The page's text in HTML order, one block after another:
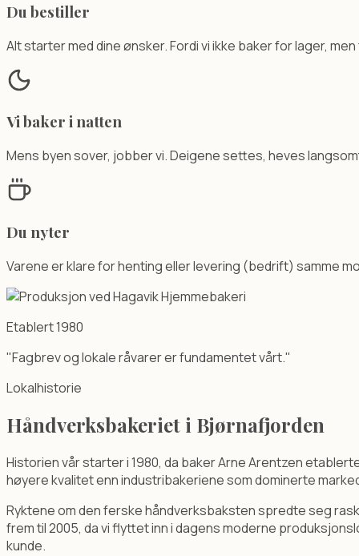
Du bestiller
Alt starter med dine ønsker. Fordi vi ikke baker for lager,
Vi baker i natten
Mens byen sover, jobber vi. Deigene settes, heves
Du nyter
Varene er klare for henting eller levering (bedrift) samme
Etablert 1980
"Fagbrev og lokale råvarer er fundamentet vårt."
Lokalhistorie
Håndverksbakeriet i Bjørnafjorden
Historien vår starter i 1980, da baker Arne Arentzen
høyere kvalitet enn industribakeriene som dominerte
Ryktene om den ferske håndverksbaksten spredte seg
frem til 2005, da vi flyttet inn i dagens moderne
kunde.